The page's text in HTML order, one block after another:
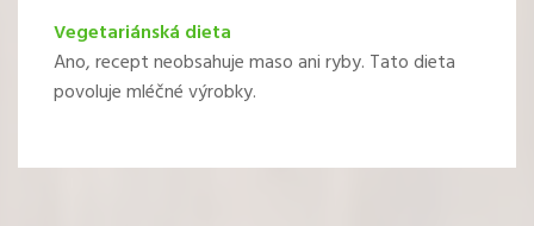
Vegetariánská dieta
Ano, recept neobsahuje maso ani ryby. Tato dieta
povoluje mléčné výrobky.